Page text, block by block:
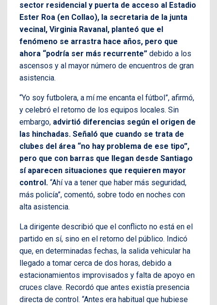
sector residencial y puerta de acceso al Estadio
Ester Roa (en Collao), la secretaria de la junta
vecinal, Virginia Ravanal, planteó que el
fenómeno se arrastra hace años, pero que
ahora “podría ser más recurrente” debido a los
ascensos y al mayor número de encuentros de gran
asistencia.
“Yo soy futbolera, a mí me encanta el fútbol”, afirmó,
y celebró el retorno de los equipos locales. Sin
embargo, advirtió diferencias según el origen de
las hinchadas. Señaló que cuando se trata de
clubes del área “no hay problema de ese tipo”,
pero que con barras que llegan desde Santiago
sí aparecen situaciones que requieren mayor
control. “Ahí va a tener que haber más seguridad,
más policía”, comentó, sobre todo en noches con
alta asistencia.
La dirigente describió que el conflicto no está en el
partido en sí, sino en el retorno del público. Indicó
que, en determinadas fechas, la salida vehicular ha
llegado a tomar cerca de dos horas, debido a
estacionamientos improvisados y falta de apoyo en
cruces clave. Recordó que antes existía presencia
directa de control. “Antes era habitual que hubiese